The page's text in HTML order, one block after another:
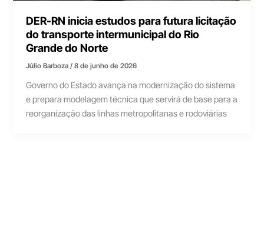
DER-RN inicia estudos para futura licitação
do transporte intermunicipal do Rio
Grande do Norte
Júlio Barboza/8 de junho de 2026
Governo do Estado avança na modernização do sistema
e prepara modelagem técnica que servirá de base para a
reorganização das linhas metropolitanas e rodoviárias